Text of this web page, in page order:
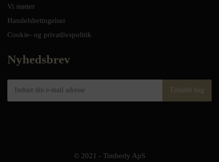
Vi støtter
Handelsbetingelser
Cookie- og privatlivspolitik
Nyhedsbrev
© 2021 - Timberly ApS